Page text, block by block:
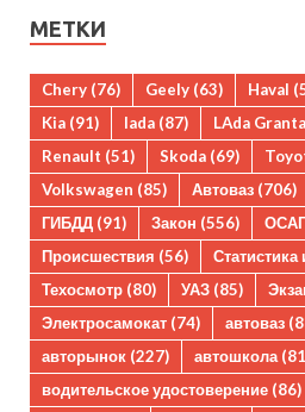
МЕТКИ
Chery (76) Geely (63) Haval
Kia (91) lada (87) LAda Granta
Renault (51) Skoda (69)
Volkswagen (85) Автоваз (706)
ГИБДД (91) Закон (556)
Происшествия (56) Статистика
Техосмотр (80) УАЗ (85)
Электросамокат (74) автоваз
авторынок (227) автошкола
водительское удостоверение (86)